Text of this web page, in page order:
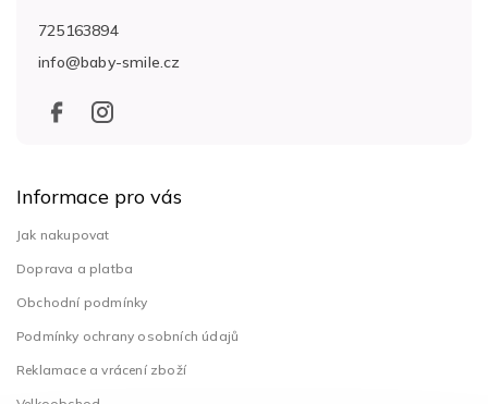
info@baby-smile.cz
725163894
Informace pro vás
Jak nakupovat
Doprava a platba
Obchodní podmínky
Podmínky ochrany osobních údajů
Reklamace a vrácení zboží